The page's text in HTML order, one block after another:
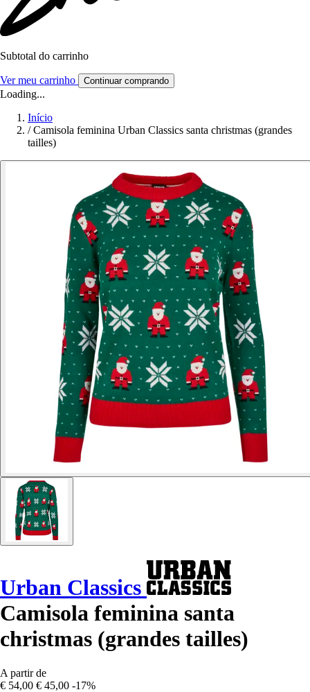
Subtotal do carrinho
Ver meu carrinho Continuar comprando
Loading...
Início
/ Camisola feminina Urban Classics santa christmas (grandes
tailles)
Urban Classics
Camisola feminina santa
christmas (grandes tailles)
A partir de
€ 54,00 € 45,00 -17%